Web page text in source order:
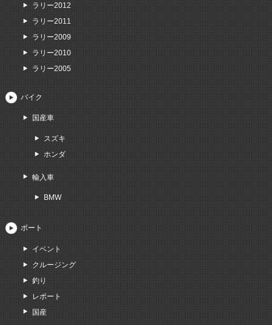
ラリー2012
ラリー2011
ラリー2009
ラリー2010
ラリー2005
バイク
国産車
スズキ
ホンダ
輸入車
BMW
ボート
イベント
クルージング
釣り
レポート
国産